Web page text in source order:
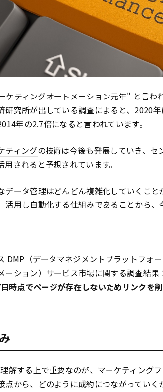
ケティングオートメーション元年" と言わ
研究所が出している調査によると、2020
年の2.7倍になると言われています。
ティングの技術は今後も発展していき、セ
用されると予想されています。
データ管理はどんどん複雑化していくこ
活用し自動化する仕組みであることから
DMP（データマネジメントプラットフォ
ーション）サービス市場に関する調査結
時点でページが存在しないため リンクを
解する上で重要なのが、 マーケティング
点から、どのように成約につながっていく